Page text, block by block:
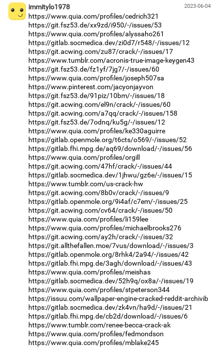
2023-06-04
immitylo1978
https://www.quia.com/profiles/cedrich321
https://git.fsz53.de/xx9zd/i950/-/issues/53
https://www.quia.com/profiles/alyssaho261
https://gitlab.socmedica.dev/zi0d7/r548/-/issues/12
https://git.acwing.com/zu87/crack/-/issues/17
https://www.tumblr.com/acronis-true-image-keygen43
https://git.fsz53.de/fz1yf/7jg7/-/issues/60
https://www.quia.com/profiles/joseph507sa
https://www.pinterest.com/jacyonjayvon
https://git.fsz53.de/91piz/10bm/-/issues/18
https://git.acwing.com/el9n/crack/-/issues/60
https://git.acwing.com/a7qq/crack/-/issues/158
https://git.fsz53.de/7odnq/ku5g/-/issues/12
https://www.quia.com/profiles/ke330aguirre
https://gitlab.openmole.org/t6cts/o569/-/issues/52
https://gitlab.fhi.mpg.de/aq69/download/-/issues/56
https://www.quia.com/profiles/orgill
https://git.acwing.com/47hf/crack/-/issues/44
https://gitlab.socmedica.dev/1jhwu/gz6e/-/issues/15
https://www.tumblr.com/us-crack-hw
https://git.acwing.com/8b0v/crack/-/issues/9
https://gitlab.openmole.org/9i4af/c7em/-/issues/25
https://git.acwing.com/cv64/crack/-/issues/50
https://www.quia.com/profiles/li159lee
https://www.quia.com/profiles/michaelbrooks276
https://git.acwing.com/ay2h/crack/-/issues/32
https://git.allthefallen.moe/7vus/download/-/issues/3
https://gitlab.openmole.org/8rhk4/2a94/-/issues/42
https://gitlab.fhi.mpg.de/3agh/download/-/issues/43
https://www.quia.com/profiles/meishas
https://gitlab.socmedica.dev/52h9q/ox8a/-/issues/19
https://www.quia.com/profiles/stpeterson344
https://issuu.com/wallpaper-engine-cracked-reddit-archivib
https://gitlab.socmedica.dev/zk4vn/ha9d/-/issues/21
https://gitlab.fhi.mpg.de/cb2d/download/-/issues/6
https://www.tumblr.com/renee-becca-crack-ak
https://www.quia.com/profiles/fedmondson
https://www.quia.com/profiles/mblake245